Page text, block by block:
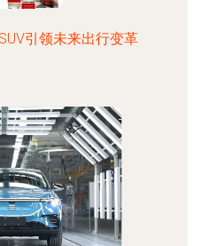
引领未来出行变革